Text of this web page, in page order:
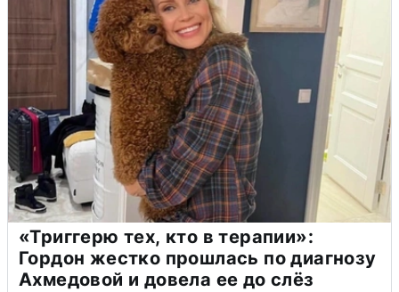
«Триггерю тех, кто в терапии»:
Гордон жестко прошлась по диагнозу
Ахмедовой и довела ее до слёз